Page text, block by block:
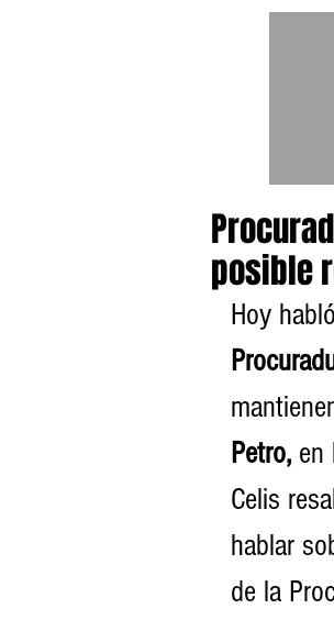
posible
Hoy habló
Petro, en
Celis
hablar
de la